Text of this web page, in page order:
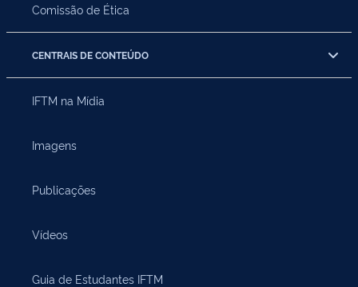
Comissão de Ética
CENTRAIS DE CONTEÚDO
IFTM na Mídia
Imagens
Publicações
Vídeos
Guia de Estudantes IFTM